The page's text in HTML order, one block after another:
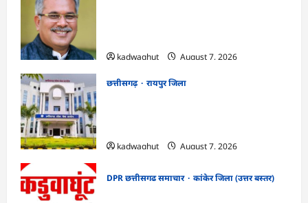
kadwaghut
August 7, 2026
छत्तीसगढ़
रायपुर जिला
kadwaghut
August 7, 2026
DPR छत्तीसगढ समाचार
कांकेर जिला (उत्तर बस्तर)